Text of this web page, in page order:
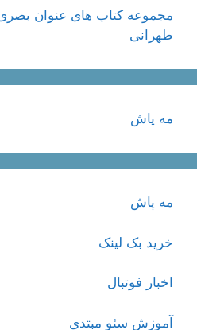
مجموعه کتاب های عنوان
طهرانی
مه پاش
مه پاش
خرید بک لینک
اخبار فوتبال
آموزش سئو مبتدی